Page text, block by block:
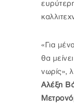
«Για
θα
νωρίς»,
Αλέξη